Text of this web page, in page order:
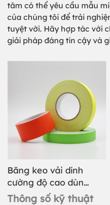
tâm có thể yêu cầu mẫu
của chúng tôi để trải
tuyệt vời. Hãy hợp tác với
giải pháp đáng tin cậy và
Băng keo vải dính
cường độ cao dùng
để đóng gói
Thông số kỹ thuật